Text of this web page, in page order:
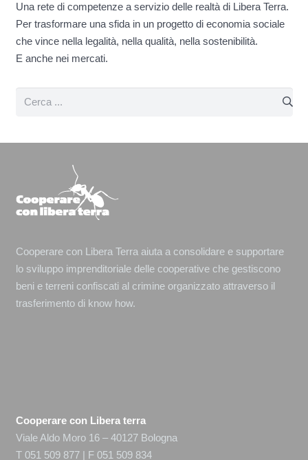
Una rete di competenze a servizio delle realtà di Libera Terra.
Per trasformare una sfida in un progetto di economia sociale
che vince nella legalità, nella qualità, nella sostenibilità.
E anche nei mercati.
Cooperare con Libera Terra aiuta a consolidare e supportare
lo sviluppo imprenditoriale delle cooperative che gestiscono
beni e terreni confiscati al crimine organizzato attraverso il
trasferimento di know how.
Cooperare con Libera terra
Viale Aldo Moro 16 – 40127 Bologna
T 051 509 877 | F 051 509 834